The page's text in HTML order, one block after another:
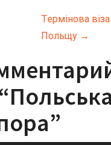
Термінова
Польщу →
Польська
”